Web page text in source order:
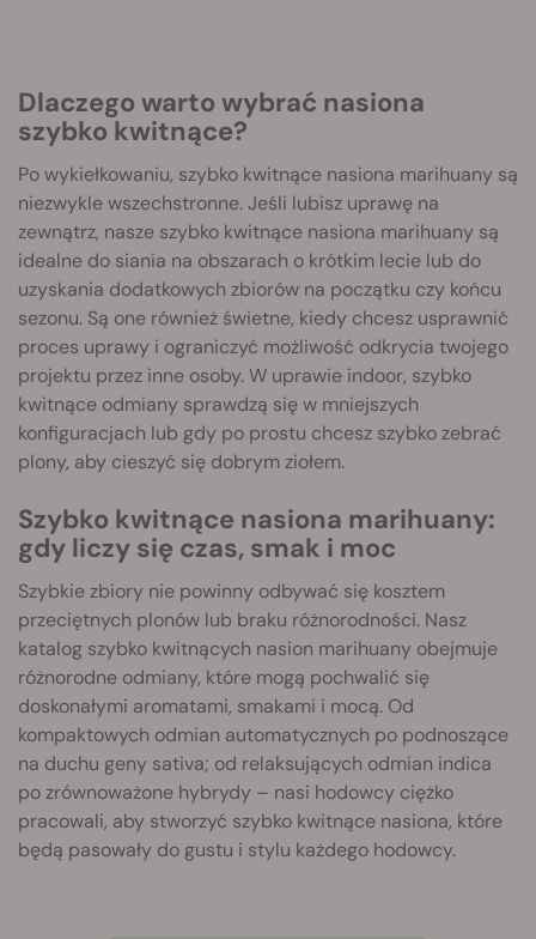
Dlaczego warto wybrać nasiona
szybko kwitnące?
Po wykiełkowaniu, szybko kwitnące nasiona marihuany są
niezwykle wszechstronne. Jeśli lubisz uprawę na
zewnątrz, nasze szybko kwitnące nasiona marihuany są
idealne do siania na obszarach o krótkim lecie lub do
uzyskania dodatkowych zbiorów na początku czy końcu
sezonu. Są one również świetne, kiedy chcesz usprawnić
proces uprawy i ograniczyć możliwość odkrycia twojego
projektu przez inne osoby. W uprawie indoor, szybko
kwitnące odmiany sprawdzą się w mniejszych
konfiguracjach lub gdy po prostu chcesz szybko zebrać
plony, aby cieszyć się dobrym ziołem.
Szybko kwitnące nasiona marihuany:
gdy liczy się czas, smak i moc
Szybkie zbiory nie powinny odbywać się kosztem
przeciętnych plonów lub braku różnorodności. Nasz
katalog szybko kwitnących nasion marihuany obejmuje
różnorodne odmiany, które mogą pochwalić się
doskonałymi aromatami, smakami i mocą. Od
kompaktowych odmian automatycznych po podnoszące
na duchu geny sativa; od relaksujących odmian indica
po zrównoważone hybrydy – nasi hodowcy ciężko
pracowali, aby stworzyć szybko kwitnące nasiona, które
będą pasowały do gustu i stylu każdego hodowcy.